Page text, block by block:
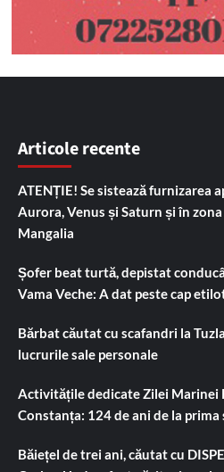
Articole recente
ATENȚIE! Se sistează furnizarea
Aurora, Venus și Saturn și în
Mangalia
Șofer beat turtă, depistat
Vama Veche: A dat peste cap
Bărbat căutat cu scafandri la
lucrurile sale personale
Activitățile dedicate Zilei Marinei
Constanța: 124 de ani de la
Băiețel de trei ani, căutat cu